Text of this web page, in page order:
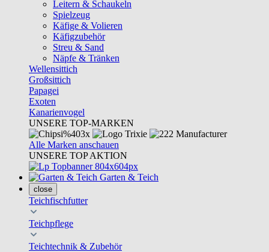
Leitern & Schaukeln
Spielzeug
Käfige & Volieren
Käfigzubehör
Streu & Sand
Näpfe & Tränken
Wellensittich
Großsittich
Papagei
Exoten
Kanarienvogel
UNSERE TOP-MARKEN
Alle Marken anschauen
UNSERE TOP AKTION
Garten & Teich
close
Teichfischfutter
Teichpflege
Teichtechnik & Zubehör